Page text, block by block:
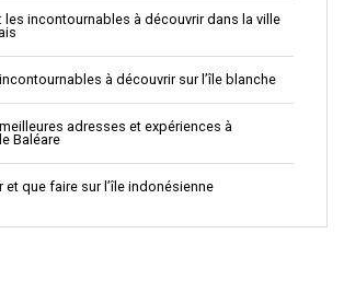
les incontournables à découvrir dans la ville
à découvrir sur l’île blanche
adresses et expériences à
Baléare
et que faire sur l’île indonésienne